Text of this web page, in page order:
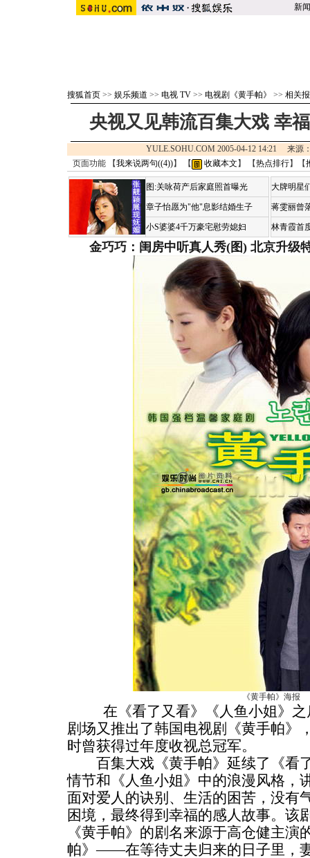
新闻
搜狐首页 >> 娱乐频道 >> 电视 TV >> 电视剧《黄手帕》 >> 相关
央视又见韩流百集大戏 幸
YULE.SOHU.COM 2005-04-12 14:21 来源
页面功能 【我来说两句((4))】 【 收藏本文 】 【热点排行】【
图:关咏荷产后家庭照首曝光
章子怡愿为"他"息影结婚生子
小S婆婆4千万豪宅慰劳媳妇
大牌明星
蒋雯丽曾
林青霞首
金巧巧：闺房中听真人秀(图) 北京升级
《黄手帕》海报
在《看了又看》《人鱼小姐》之
剧场又推出了韩国电视剧《黄手帕》
时曾获得过年度收视总冠军。
百集大戏《黄手帕》延续了《看
情节和《人鱼小姐》中的浪漫风格，
面对爱人的诀别、生活的困苦，没有
困境，最终得到幸福的感人故事。该
《黄手帕》的剧名来源于高仓健主演
帕》——在等待丈夫归来的日子里，